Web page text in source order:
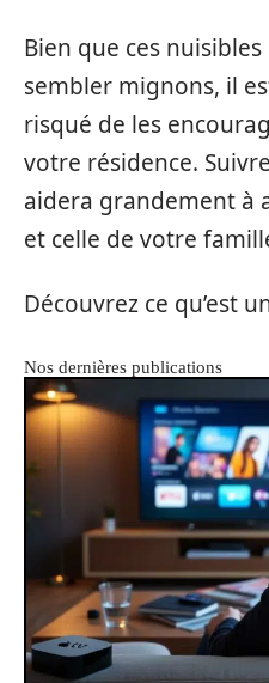
Bien que ces
sembler mignons, il
risqué de les
votre résidence.
aidera grandement à
et celle de votre
Découvrez ce qu’est
Nos dernières publications